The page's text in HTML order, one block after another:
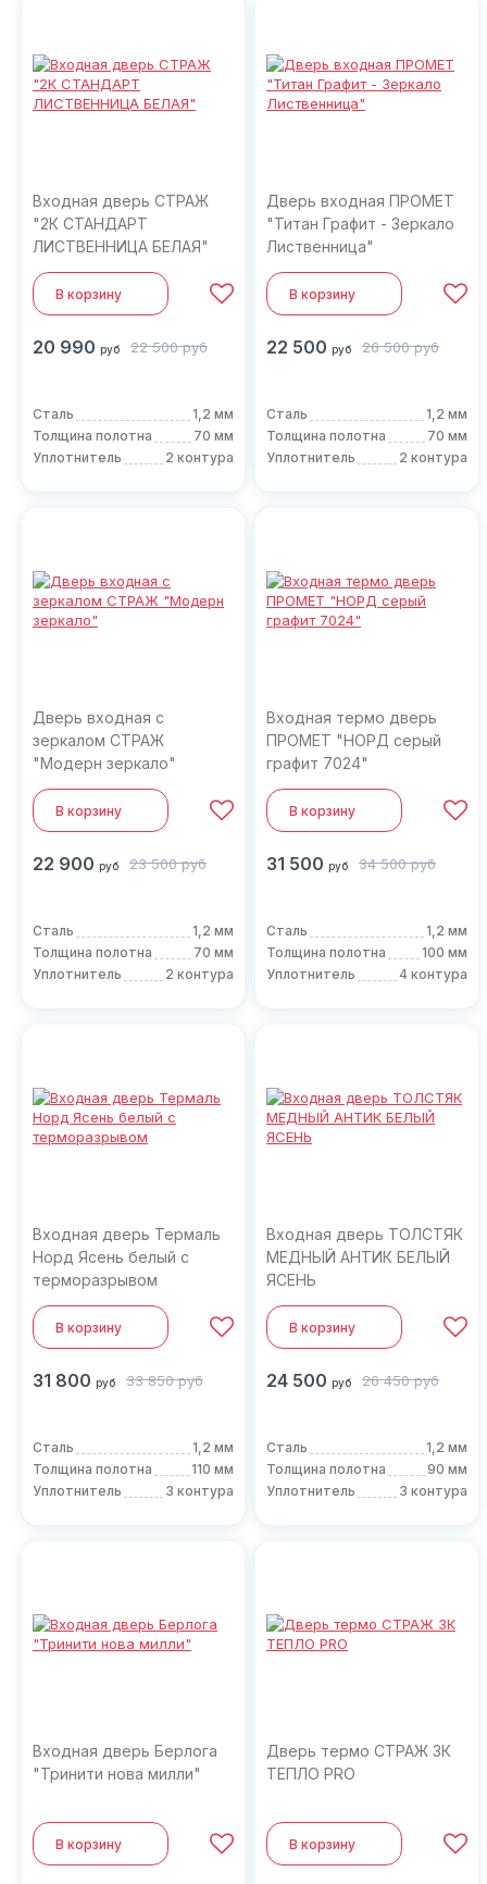
Входная дверь СТРАЖ
"2К СТАНДАРТ
ЛИСТВЕННИЦА БЕЛАЯ"
В корзину
20 990 руб 22 500 руб
Сталь
1,2 мм
Толщина полотна
70 мм
Уплотнитель
2 контура
Дверь входная ПРОМЕТ
"Титан Графит - Зеркало
Лиственница"
В корзину
22 500 руб 26 500 руб
Сталь
1,2 мм
Толщина полотна
70 мм
Уплотнитель
2 контура
Дверь входная с
зеркалом СТРАЖ
"Модерн зеркало"
В корзину
22 900 руб 23 500 руб
Сталь
1,2 мм
Толщина полотна
70 мм
Уплотнитель
2 контура
Входная термо дверь
ПРОМЕТ "НОРД серый
графит 7024"
В корзину
31 500 руб 34 500 руб
Сталь
1,2 мм
Толщина полотна
100 мм
Уплотнитель
4 контура
Входная дверь Термаль
Норд Ясень белый с
терморазрывом
В корзину
31 800 руб 33 850 руб
Сталь
1,2 мм
Толщина полотна
110 мм
Уплотнитель
3 контура
Входная дверь ТОЛСТЯК
МЕДНЫЙ АНТИК БЕЛЫЙ
ЯСЕНЬ
В корзину
24 500 руб 26 450 руб
Сталь
1,2 мм
Толщина полотна
90 мм
Уплотнитель
3 контура
Входная дверь Берлога
"Тринити нова милли"
В корзину
Дверь термо СТРАЖ 3К
ТЕПЛО PRO
В корзину